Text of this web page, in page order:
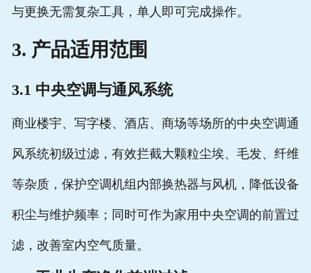
与更换无需复杂工具，单人即可完成操作。
3. 产品适用范围
3.1 中央空调与通风系统
商业楼宇、写字楼、酒店、商场等场所的中央空调通
风系统初级过滤，有效拦截大颗粒尘埃、毛发、纤维
等杂质，保护空调机组内部换热器与风机，降低设备
积尘与维护频率；同时可作为家用中央空调的前置过
滤，改善室内空气质量。